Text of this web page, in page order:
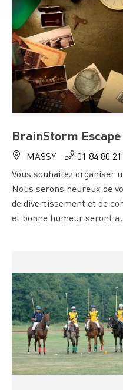
BrainStorm Escape
MASSY
01 84 80
Vous souhaitez organiser
Nous serons heureux de
de divertissement et de
et bonne humeur seront